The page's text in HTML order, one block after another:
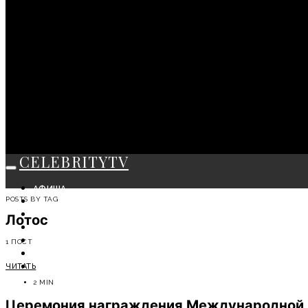
CELEBRITYTV
АФИША
СОБЫТИЯ
КРАСОТА
МОДА
СОВЕТЫ ЭКСПЕРТОВ
POSTS BY TAG
Лотос
1 ПОСТ
ЧИТАТЬ
2 MIN